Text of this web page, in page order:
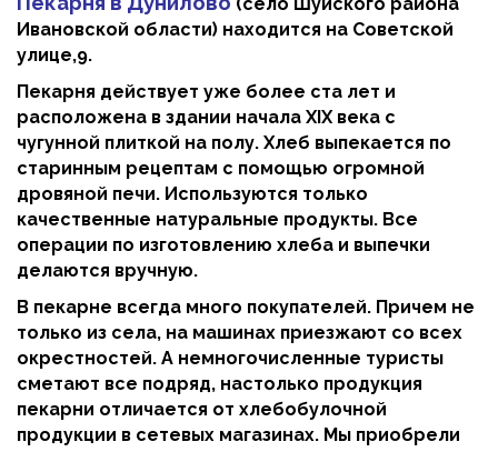
Ивановской области) находится на Советской
улице,9.
Пекарня действует уже более ста лет и
расположена в здании начала XIX века с
чугунной плиткой на полу. Хлеб выпекается по
старинным рецептам с помощью огромной
дровяной печи. Используются только
качественные натуральные продукты. Все
операции по изготовлению хлеба и выпечки
делаются вручную.
В пекарне всегда много покупателей. Причем не
только из села, на машинах приезжают со всех
окрестностей. А немногочисленные туристы
сметают все подряд, настолько продукция
пекарни отличается от хлебобулочной
продукции в сетевых магазинах. Мы приобрели